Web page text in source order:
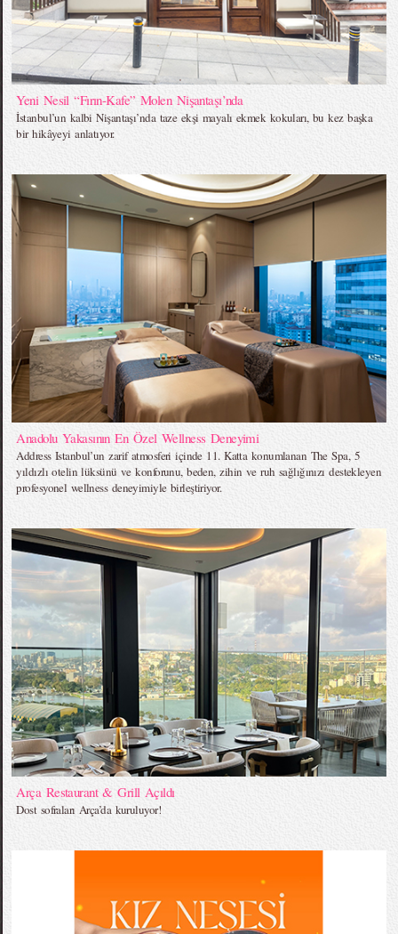
Yeni Nesil “Fırın-Kafe” Molen Nişantaşı’nda
İstanbul’un kalbi Nişantaşı’nda taze ekşi mayalı ekmek kokuları, bu kez başka
bir hikâyeyi anlatıyor.
Anadolu Yakasının En Özel Wellness Deneyimi
Address Istanbul’un zarif atmosferi içinde 11. Katta konumlanan The Spa, 5
yıldızlı otelin lüksünü ve konforunu, beden, zihin ve ruh sağlığınızı destekleyen
profesyonel wellness deneyimiyle birleştiriyor.
Arça Restaurant & Grill Açıldı
Dost sofraları Arça’da kuruluyor!